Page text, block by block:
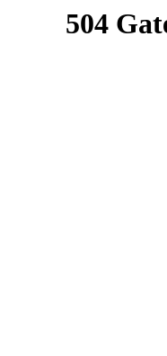
504